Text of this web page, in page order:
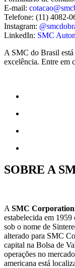
E-mail:
Telefone: (11) 4082-
Instagram:
LinkedIn: SMC
A SMC do Brasil está
excelência. Entre em
SOBRE A
A SMC Corporation
estabelecida em
sob o nome de
alterado para SMC
capital na Bolsa de
operações no
americana está